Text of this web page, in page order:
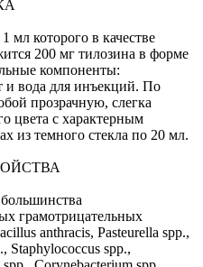
мл которого в качестве
200 мг тилозина в форме
компоненты:
и вода для инъекций. По
прозрачную, слегка
цвета с характерным
из темного стекла по 20 мл.
грамотрицательных
anthracis, Pasteurella spp.,
Staphylococcus spp.,